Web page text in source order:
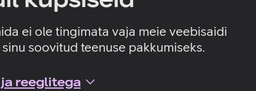
ei ole tingimata vaja meie veebisaidi
soovitud teenuse pakkumiseks.
reeglitega